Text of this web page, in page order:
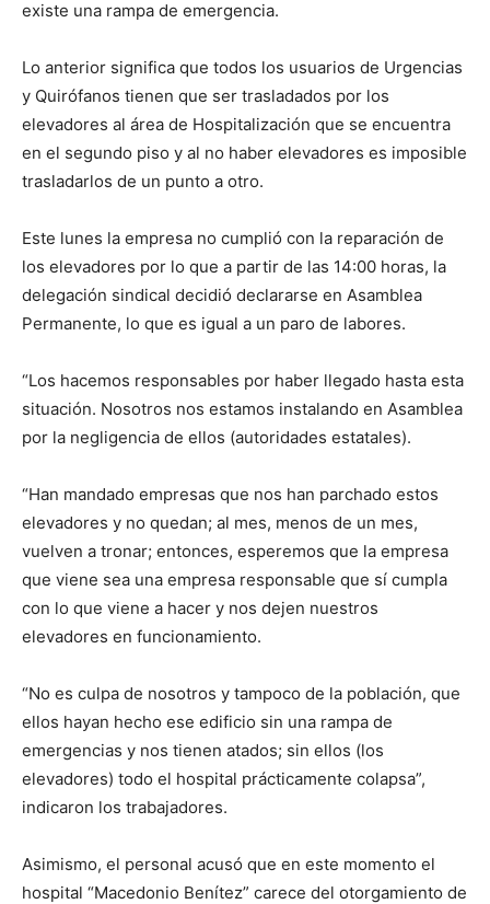
existe una rampa de emergencia.
Lo anterior significa que todos los usuarios de Urgencias
y Quirófanos tienen que ser trasladados por los
elevadores al área de Hospitalización que se encuentra
en el segundo piso y al no haber elevadores es imposible
trasladarlos de un punto a otro.
Este lunes la empresa no cumplió con la reparación de
los elevadores por lo que a partir de las 14:00 horas, la
delegación sindical decidió declararse en Asamblea
Permanente, lo que es igual a un paro de labores.
“Los hacemos responsables por haber llegado hasta esta
situación. Nosotros nos estamos instalando en Asamblea
por la negligencia de ellos (autoridades estatales).
“Han mandado empresas que nos han parchado estos
elevadores y no quedan; al mes, menos de un mes,
vuelven a tronar; entonces, esperemos que la empresa
que viene sea una empresa responsable que sí cumpla
con lo que viene a hacer y nos dejen nuestros
elevadores en funcionamiento.
“No es culpa de nosotros y tampoco de la población, que
ellos hayan hecho ese edificio sin una rampa de
emergencias y nos tienen atados; sin ellos (los
elevadores) todo el hospital prácticamente colapsa”,
indicaron los trabajadores.
Asimismo, el personal acusó que en este momento el
hospital “Macedonio Benítez” carece del otorgamiento de